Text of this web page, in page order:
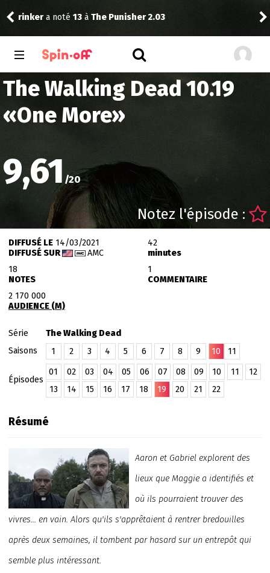
rinkera noté 13 à The Punisher 2.03
The Walking Dead 10.19
«One More»
9,61 /20
Notez l'épisode :
DIFFUSÉ LE14/03/2021
DIFFUSÉ SUR
AMC
42
minutes
18
NOTES
1
COMMENTAIRE
2 170 000
AUDIENCE (M)
Série
The Walking Dead
Saisons
1 2 3 4 5 6 7 8 9 10 11
Épisodes
01 02 03 04 05 06 07 08 09 10 11
12
13
14 15 16 17 18 19 20 21 22
Résumé
Aaron et Gabriel explorent des
lieux que Maggie a identifiés et
où ils pourraient trouver des
vivres... en vain. Alors qu'ils s'apprêtaient à rentrer bredouilles
après deux semaines, il tombent par hasard sur un entrepôt qui
semble plus intéressant.